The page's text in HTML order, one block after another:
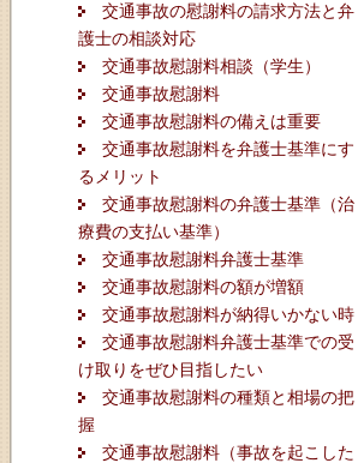
交通事故の慰謝料の請求方法と弁
護士の相談対応
交通事故慰謝料相談（学生）
交通事故慰謝料
交通事故慰謝料の備えは重要
交通事故慰謝料を弁護士基準にす
るメリット
交通事故慰謝料の弁護士基準（治
療費の支払い基準）
交通事故慰謝料弁護士基準
交通事故慰謝料の額が増額
交通事故慰謝料が納得いかない時
交通事故慰謝料弁護士基準での受
け取りをぜひ目指したい
交通事故慰謝料の種類と相場の把
握
交通事故慰謝料（事故を起こした